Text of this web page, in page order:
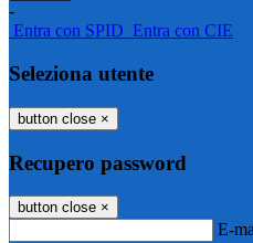
-
Entra con SPID Entra con CIE
Seleziona utente
button close ×
Recupero password
button close ×
E-